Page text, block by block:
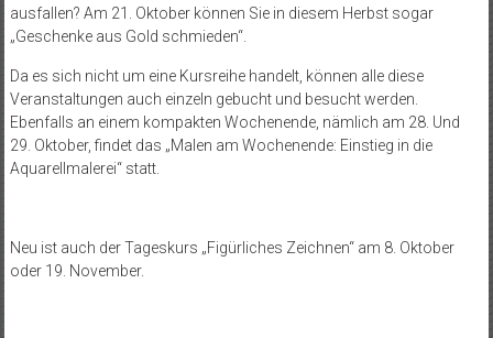
ausfallen? Am 21. Oktober können Sie in diesem Herbst sogar
„Geschenke aus Gold schmieden“.
Da es sich nicht um eine Kursreihe handelt, können alle diese
Veranstaltungen auch einzeln gebucht und besucht werden.
Ebenfalls an einem kompakten Wochenende, nämlich am 28. Und
29. Oktober, findet das „Malen am Wochenende: Einstieg in die
Aquarellmalerei“ statt.
Neu ist auch der Tageskurs „Figürliches Zeichnen“ am 8. Oktober
oder 19. November.